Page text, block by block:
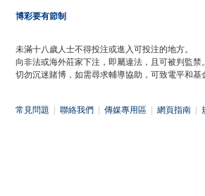
博彩要有節制
未滿十八歲人士不得投注或進入可投注的地方。
向非法或海外莊家下注，即屬違法，且可被判監禁。
切勿沉迷賭博，如需尋求輔導協助，可致電平和基
常見問題 聯絡我們 傳媒專用區 網頁指南